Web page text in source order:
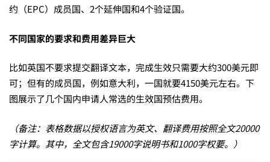
式，
关
键
区
约（EPC）成员国、2个延伸国和4个验证国。
不同国家的要求和费用差异巨大
比如英国不要求提交翻译文本，完成生效只需要大约300美元即
可；但有的成员国，例如意大利，一国就要4150美元左右。下
图展示了几个国内申请人常选的生效国预估费用。
（备注：表格数据以授权语言为英文、翻译费用按照全文20000
字计算。其中，全文包含19000字说明书和1000字权要。）